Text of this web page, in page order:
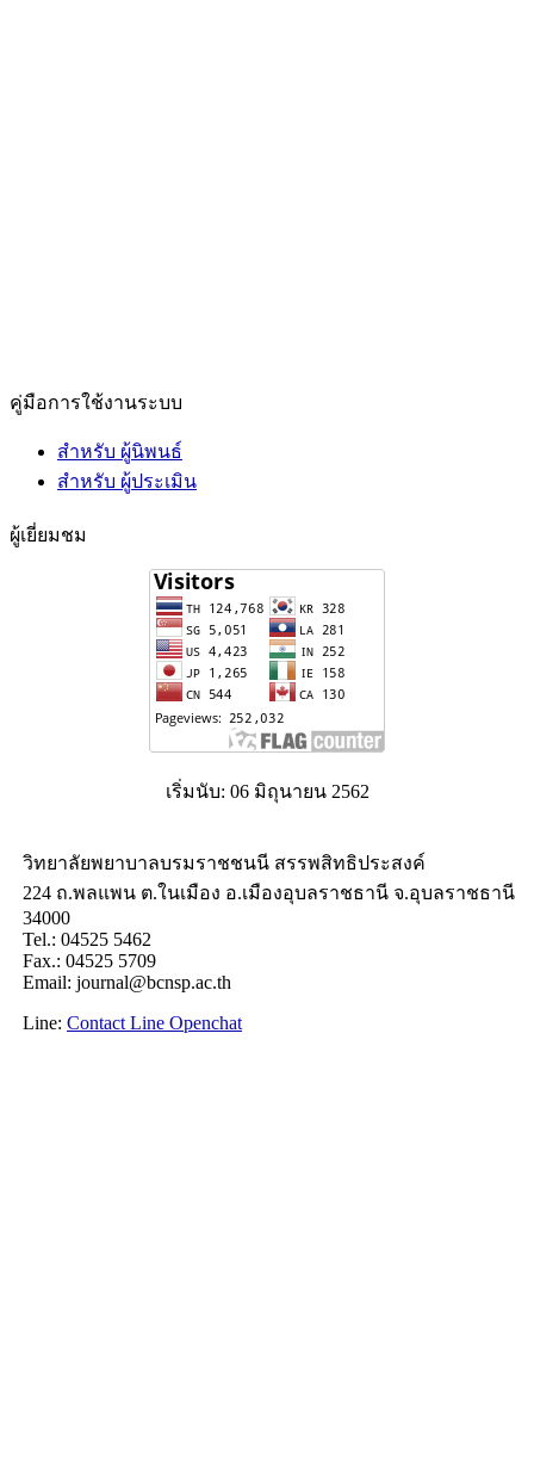
คู่มือการใช้งานระบบ
สำหรับ ผู้นิพนธ์
สำหรับ ผู้ประเมิน
ผู้เยี่ยมชม
เริ่มนับ: 06 มิถุนายน 2562
วิทยาลัยพยาบาลบรมราชชนนี สรรพสิทธิประสงค์
224 ถ.พลแพน ต.ในเมือง อ.เมืองอุบลราชธานี จ.อุบลราชธานี
34000
Tel.: 04525 5462
Fax.: 04525 5709
Email: journal@bcnsp.ac.th
Line: Contact Line Openchat